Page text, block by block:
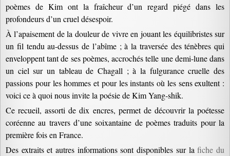
poèmes de Kim ont la fraîcheur d’un regard piégé dans les
profondeurs d’un cruel désespoir.
À l’apaisement de la douleur de vivre en jouant les équilibristes sur
un fil tendu au-dessus de l’abîme ; à la traversée des ténèbres qui
enveloppent tant de ses poèmes, accrochés telle une demi-lune dans
un ciel sur un tableau de Chagall ; à la fulgurance cruelle des
passions pour les hommes et pour les instants où les sens exultent :
voici ce à quoi nous invite la poésie de Kim Yang-shik.
Ce recueil, assorti de dix encres, permet de découvrir la poétesse
coréenne au travers d’une soixantaine de poèmes traduits pour la
première fois en France.
Des extraits et autres informations sont disponibles sur lafiche du